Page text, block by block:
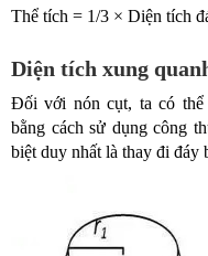
Thể tích = 1/3 × Diện tích
Diện tích xung
Đối với nón cụt, ta có thể
bằng cách sử dụng công
biệt duy nhất là thay đi đáy